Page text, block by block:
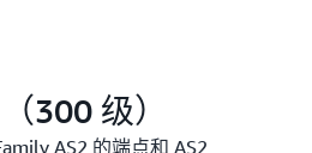
300 级）
AS2 的端点和 AS2